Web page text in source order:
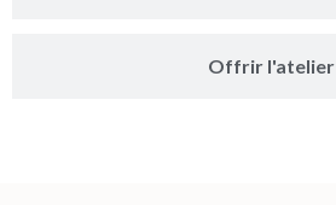
Offrir l'atelier